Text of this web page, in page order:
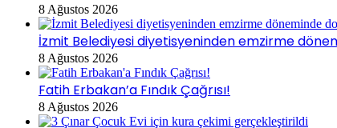
8 Ağustos 2026
İzmit Belediyesi diyetisyeninden emzirme
8 Ağustos 2026
Fatih Erbakan’a Fındık Çağrısı!
8 Ağustos 2026